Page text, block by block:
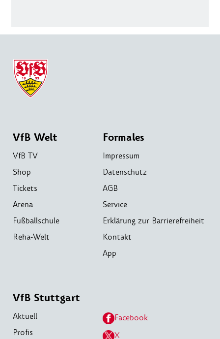
VfB Welt
VfB TV
Shop
Tickets
Arena
Fußballschule
Reha-Welt
Formales
Impressum
Datenschutz
AGB
Service
Erklärung zur Barrierefreiheit
Kontakt
App
VfB Stuttgart
Aktuell
Profis
Facebook
X